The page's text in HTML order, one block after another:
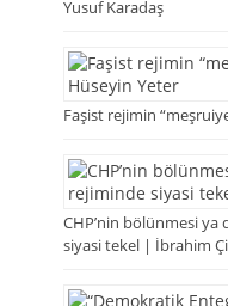
Yusuf Karadaş
Faşist rejimin
CHP’nin bölünmesi
siyasi tekel | İbrahim